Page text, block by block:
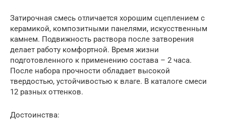
Затирочная смесь отличается хорошим сцеплением с
керамикой, композитными панелями, искусственным
камнем. Подвижность раствора после затворения
делает работу комфортной. Время жизни
подготовленного к применению состава – 2 часа.
После набора прочности обладает высокой
твердостью, устойчивостью к влаге. В каталоге смеси
12 разных оттенков.
Достоинства: